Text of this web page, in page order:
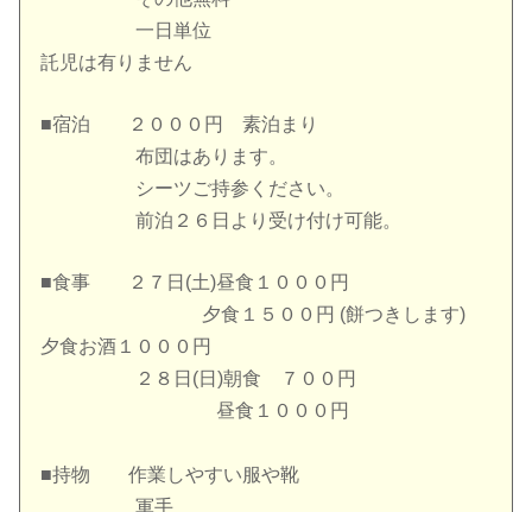
一日単位
託児は有りません
■宿泊 ２０００円 素泊まり
布団はあります。
シーツご持参ください。
前泊２６日より受け付け可能。
■食事 ２７日(土)昼食１０００円
夕食１５００円 (餅つきします)
夕食お酒１０００円
２８日(日)朝食 ７００円
昼食１０００円
■持物 作業しやすい服や靴
軍手